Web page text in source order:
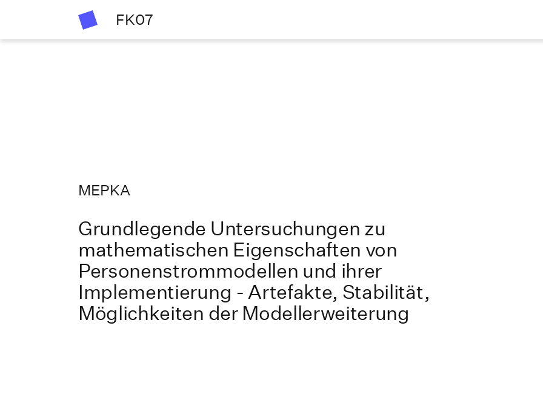
FK07
MEPKA
Grundlegende Untersuchungen zu
mathematischen Eigenschaften von
Personenstrommodellen und ihrer
Implementierung - Artefakte, Stabilität,
Möglichkeiten der Modellerweiterung